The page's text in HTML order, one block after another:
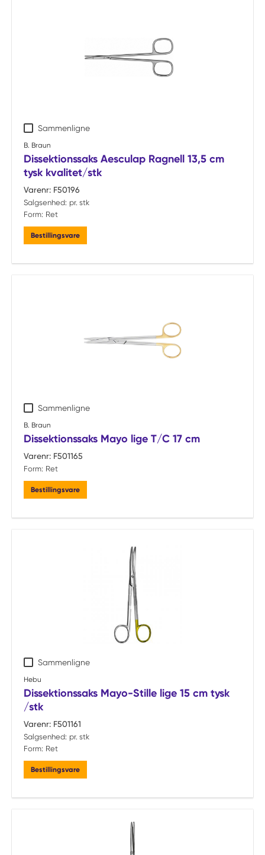
Sammenligne
B. Braun
Dissektionssaks Aesculap Ragnell 13,5 cm
tysk kvalitet/stk
Varenr: F50196
Salgsenhed: pr. stk
Form: Ret
Bestillingsvare
Sammenligne
B. Braun
Dissektionssaks Mayo lige T/C 17 cm
Varenr: F501165
Form: Ret
Bestillingsvare
Sammenligne
Hebu
Dissektionssaks Mayo-Stille lige 15 cm tysk
/stk
Varenr: F501161
Salgsenhed: pr. stk
Form: Ret
Bestillingsvare